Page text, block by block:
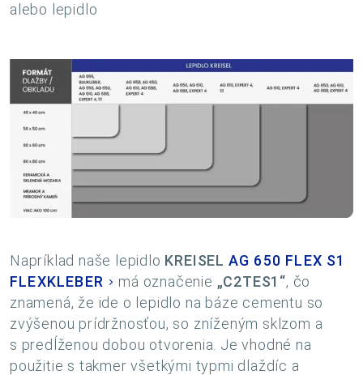
alebo lepidlo
Napríklad naše lepidlo KREISEL AG 650 FLEX S1
FLEXKLEBER
má označenie „C2TES1“, čo
znamená, že ide o lepidlo na báze cementu so
zvýšenou prídržnosťou, so zníženým sklzom a
s predĺženou dobou otvorenia. Je vhodné na
použitie s takmer všetkými typmi dlaždíc a